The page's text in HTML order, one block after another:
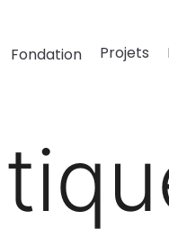
Fondation Projets